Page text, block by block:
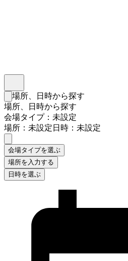
検索フォームを閉じる
場所、日時から探す
場所、日時から探す
会場タイプ：未設定
場所：未設定日時：未設定
会場タイプを選ぶ
場所を入力する
日時を選ぶ